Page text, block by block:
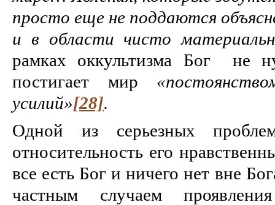
просто еще не поддаются
и в области чисто
рамках оккультизма Бог не
постигает мир
усилий»[28].
Одной из серьезных
относительность его
все есть Бог и ничего нет вне
частным случаем